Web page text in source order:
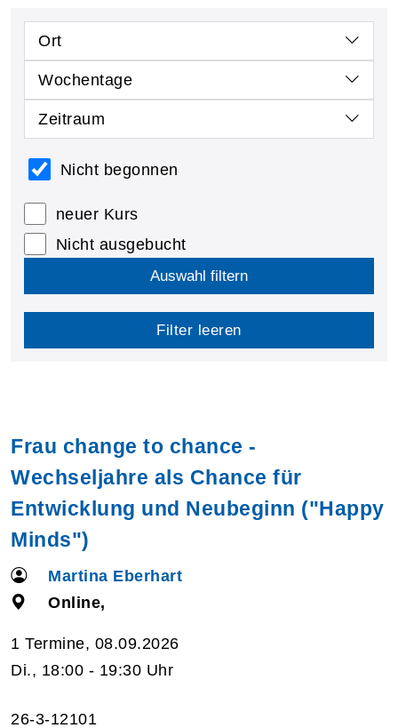
Ort
Wochentage
Zeitraum
Nicht begonnen
neuer Kurs
Nicht ausgebucht
Auswahl filtern
Filter leeren
Frau change to chance -
Wechseljahre als Chance für
Entwicklung und Neubeginn ("Happy
Minds")
Martina Eberhart
Online,
1 Termine, 08.09.2026
Di., 18:00 - 19:30 Uhr
26-3-12101